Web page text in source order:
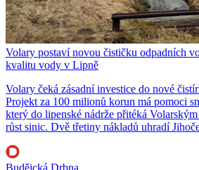
Volary postaví novou čističku odpadních
kvalitu vody v Lipně
Volary čeká zásadní investice do nové
Projekt za 100 milionů korun má pomoci
který do lipenské nádrže přitéká
růst sinic. Dvě třetiny nákladů uhradí